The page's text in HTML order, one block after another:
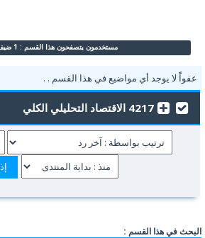
مستخدمون يتصفحون هذا القسم : 1 ضيف/ضيوف
عفواًً لا يوجد أي مواضيع في هذا القسم . .
4217 الاقتصاد التحليلي الكلي
البحث في هذا القسم :